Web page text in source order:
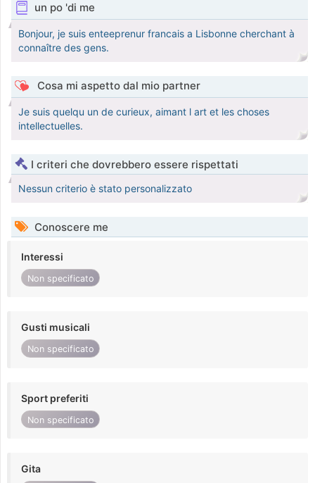
un po 'di me
Bonjour, je suis enteeprenur francais a Lisbonne cherchant à
connaître des gens.
Cosa mi aspetto dal mio partner
Je suis quelqu un de curieux, aimant l art et les choses
intellectuelles.
I criteri che dovrebbero essere rispettati
Nessun criterio è stato personalizzato
Conoscere me
Interessi
Non specificato
Gusti musicali
Non specificato
Sport preferiti
Non specificato
Gita